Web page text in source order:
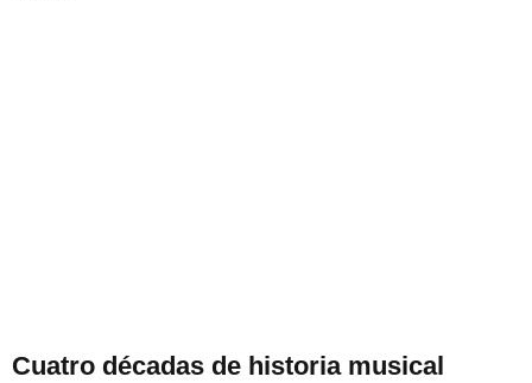
Cuatro décadas de historia musical